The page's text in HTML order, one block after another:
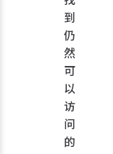
到
仍
然
可
以
访
问
的